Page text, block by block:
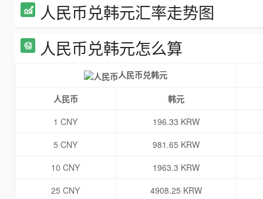
人民币兑韩元汇率走势图
人民币兑韩元怎么算
人民币兑韩元
人民币
韩元
1 CNY
196.33 KRW
5 CNY
981.65 KRW
10 CNY
1963.3 KRW
25 CNY
4908.25 KRW